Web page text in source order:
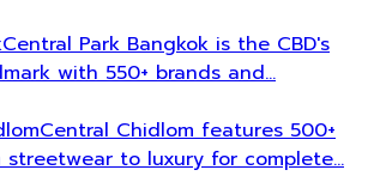
Central Park Bangkok is the CBD's
with 550+ brands and…
Central Chidlom features 500+
streetwear to luxury for complete…